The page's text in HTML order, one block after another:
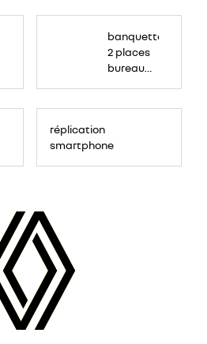
banquette
2 places
bureau
réplication
smartphone